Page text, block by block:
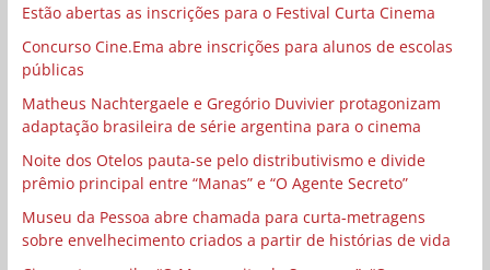
Estão abertas as inscrições para o Festival Curta Cinema
Concurso Cine.Ema abre inscrições para alunos de escolas
públicas
Matheus Nachtergaele e Gregório Duvivier protagonizam
adaptação brasileira de série argentina para o cinema
Noite dos Otelos pauta-se pelo distributivismo e divide
prêmio principal entre “Manas” e “O Agente Secreto”
Museu da Pessoa abre chamada para curta-metragens
sobre envelhecimento criados a partir de histórias de vida